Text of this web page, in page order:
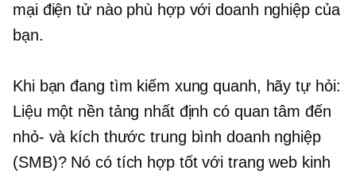
mại điện tử nào phù hợp với doanh nghiệp của
bạn.
Khi bạn đang tìm kiếm xung quanh, hãy tự hỏi:
Liệu một nền tảng nhất định có quan tâm đến
nhỏ- và kích thước trung bình doanh nghiệp
(SMB)? Nó có tích hợp tốt với trang web kinh